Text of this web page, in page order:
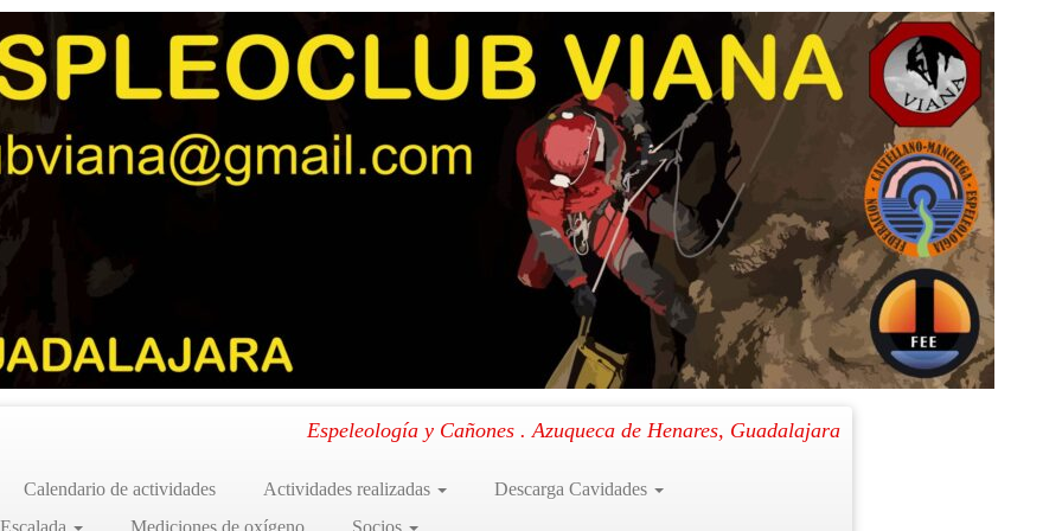
Espeleología y Cañones . Azuqueca de Henares, Guadalajara
Calendario de actividades Actividades realizadas
Descarga Cavidades
Mediciones de oxígeno Socios
de la Demanda- Nacedero de Valdelacanal (14-09-2024)» DSCN4603
Canales de la Sierra, La Rioja -Sierra de la Demanda- Nacedero de Valdelacanal (14-09-2024).
Siguiente →